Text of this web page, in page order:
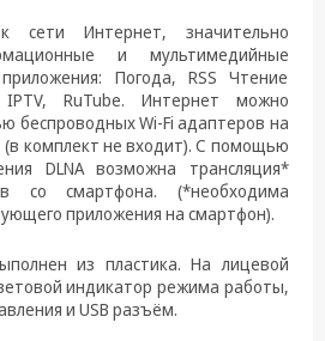
сети Интернет, значительно
и мультимедийные
Погода, RSS Чтение
IPTV, RuTube. Интернет можно
беспроводных Wi-Fi адаптеров на
(в комплект не входит). С помощью
DLNA возможна трансляция*
со смартфона. (*необходима
приложения на смартфон).
из пластика. На лицевой
индикатор режима работы,
и USB разъём.